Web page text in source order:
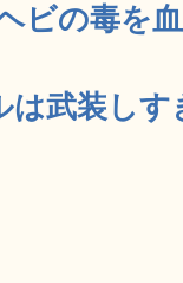
ビの毒を
は武装しす